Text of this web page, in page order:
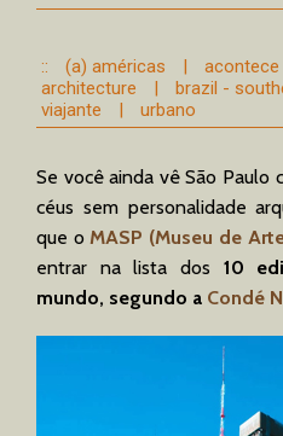
:: (a) américas | acontece
architecture
| brazil -
viajante
| urbano
Se você ainda vê São Paulo
céus sem personalidade
que oMASP (Museu de
entrar na lista dos 10
mundo, segundo a Condé